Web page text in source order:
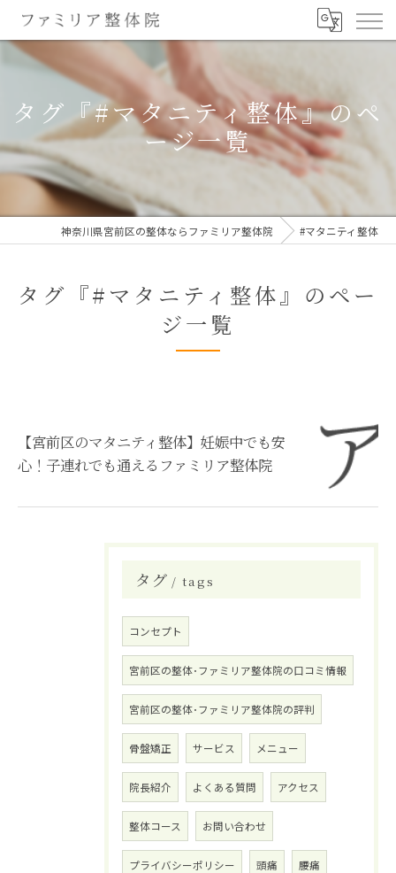
タグ『#マタニティ整体』のペ
ージ一覧
神奈川県宮前区の整体ならファミリア整体院 #マタニティ整体
タグ『#マタニティ整体』のペー
ジ一覧
【宮前区のマタニティ整体】妊娠中でも安
心！子連れでも通えるファミリア整体院
タグ tags
コンセプト
宮前区の整体･ファミリア整体院の口コミ情報
宮前区の整体･ファミリア整体院の評判
骨盤矯正 サービス メニュー
院長紹介 よくある質問 アクセス
整体コース お問い合わせ
プライバシーポリシー 頭痛 腰痛